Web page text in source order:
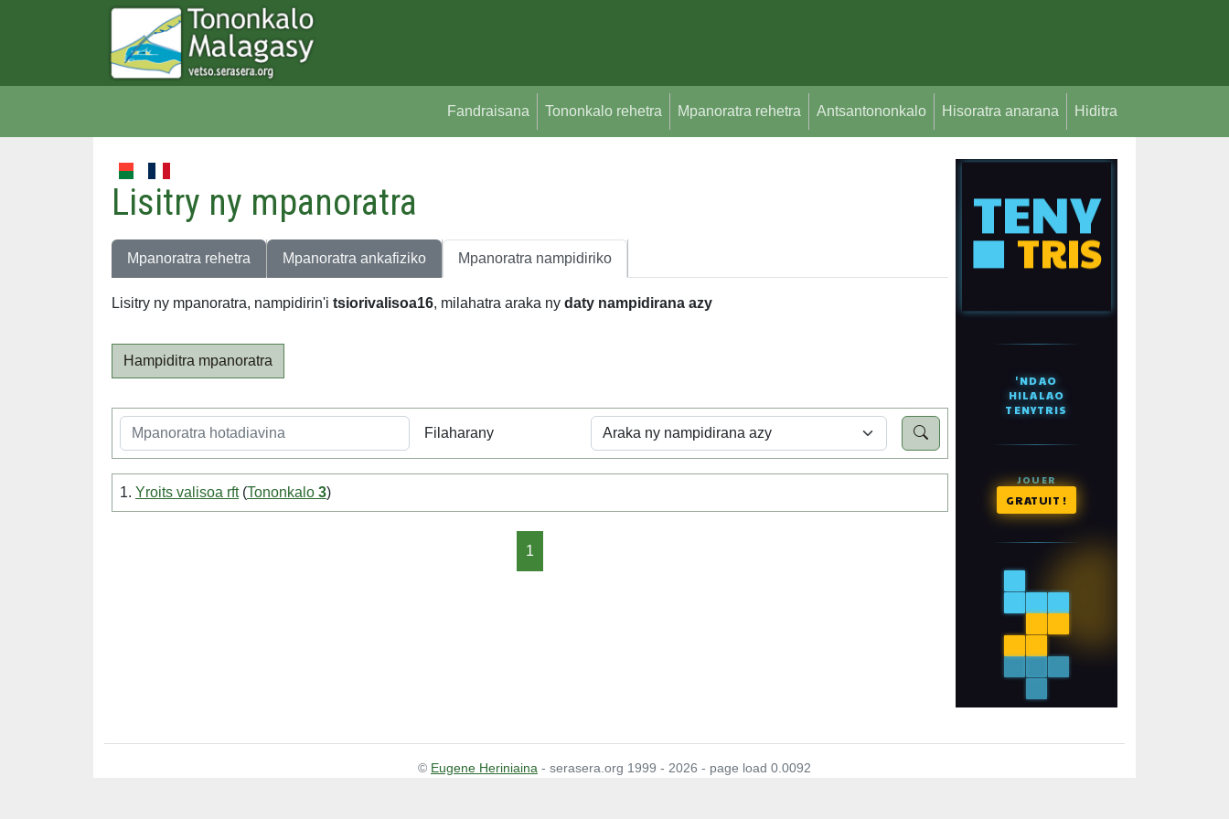
Fandraisana Tononkalo rehetra Mpanoratra rehetra Antsantononkalo Hisoratra anarana Hiditra
Lisitry ny mpanoratra
Mpanoratra rehetra Mpanoratra ankafiziko Mpanoratra nampidiriko
Lisitry ny mpanoratra, nampidirin'i tsiorivalisoa16, milahatra araka ny daty nampidirana azy
Hampiditra mpanoratra
Filaharany
1. Yroits valisoa rft(Tononkalo 3)
1
© Eugene Heriniaina - serasera.org 1999 - 2026 - page load 0.0092